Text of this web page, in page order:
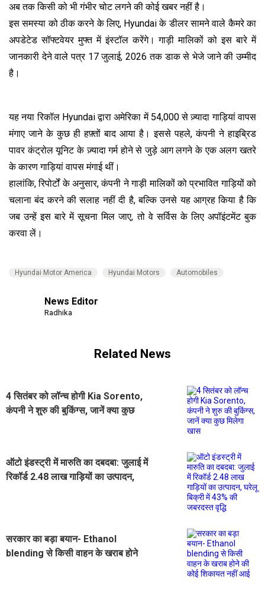
अब तक किसी को भी गंभीर चोट लगने की कोई खबर नहीं है।
इस समस्या को ठीक करने के लिए, Hyundai के डीलर सामने वाले कैमरे का
अपडेटेड सॉफ्टवेयर मुफ्त में इंस्टॉल करेंगे। गाड़ी मालिकों को इस बारे में
जानकारी देने वाले पत्र 17 जुलाई, 2026 तक डाक से भेजे जाने की उम्मीद
है।
यह नया रिकॉल Hyundai द्वारा अमेरिका में 54,000 से ज़्यादा गाड़ियां वापस
मंगाए जाने के कुछ ही हफ़्तों बाद आया है। इससे पहले, कंपनी ने हाइब्रिड
पावर कंट्रोल यूनिट के ज़्यादा गर्म होने से जुड़े आग लगने के एक अलग खतरे
के कारण गाड़ियां वापस मंगाई थीं।
हालांकि, रिपोर्टों के अनुसार, कंपनी ने गाड़ी मालिकों को प्रभावित गाड़ियों को
चलाना बंद करने की सलाह नहीं दी है, बल्कि उनसे यह आग्रह किया है कि
जब उन्हें इस बारे में सूचना मिल जाए, तो वे सर्विस के लिए अपॉइंटमेंट बुक
करवा लें।
Hyundai Motor America Hyundai Motors Automobiles
News Editor
Radhika
Related News
4 सितंबर को लॉन्च होगी Kia Sorento,
कंपनी ने शुरु की बुकिंग्स, जानें क्या कुछ
ऑटो इंडस्ट्री में मारुति का दबदबा: जुलाई में
रिकॉर्ड 2.48 लाख गाड़ियों का उत्पादन,
सरकार का बड़ा बयान- Ethanol
blending से किसी वाहन के खराब होने